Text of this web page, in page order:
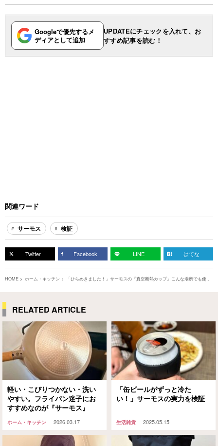
Googleで優先するメ
ディアとして追加
UPDATEにチェックを入れて、お
すすめ記事を読む！
関連ワード
サーモス 検証
Twitter Facebook LINE はてな
HOME ホーム・キッチン
「ひらめきました！」サーモスの『真空断熱カップ』こんな場所でも使え
RELATED ARTICLE
軽い・こびりつかない・洗い
やすい。フライパン迷子にお
すすめなのが『サーモス』
ホーム・キッチン 2026.03.17
「缶ビールがずっと冷た
い！」サーモスの実力を検証
生活雑貨 2025.05.15